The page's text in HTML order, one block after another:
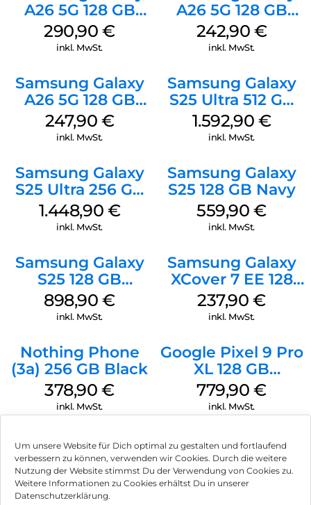
Um unsere Website für Dich optimal zu gestalten und fortlaufend
verbessern zu können, verwenden wir Cookies. Durch die weitere
Nutzung der Website stimmst Du der Verwendung von Cookies zu.
Weitere Informationen zu Cookies erhältst Du in unserer
Datenschutzerklärung.
A26 5G 128 GB
White
290,90€
inkl. MwSt.
A26 5G 128 GB
Mint
242,90 €
inkl. MwSt.
Samsung Galaxy
A26 5G 128 GB
Black
247,90 €
inkl. MwSt.
Samsung Galaxy
S25 Ultra 512 GB
Titanium
Silverblue
1.592,90 €
inkl. MwSt.
Samsung Galaxy
S25 Ultra 256 GB
Titanium
Silverblue
1.448,90 €
inkl. MwSt.
Samsung Galaxy
S25 128 GB Navy
559,90€
inkl. MwSt.
Samsung Galaxy
S25 128 GB
Icyblue
898,90€
inkl. MwSt.
Samsung Galaxy
XCover 7 EE 128
GB Black
237,90€
inkl. MwSt.
Nothing Phone
(3a) 256 GB Black
378,90€
inkl. MwSt.
Google Pixel 9 Pro
XL 128 GB
Obsidian
779,90€
inkl. MwSt.
Impressum